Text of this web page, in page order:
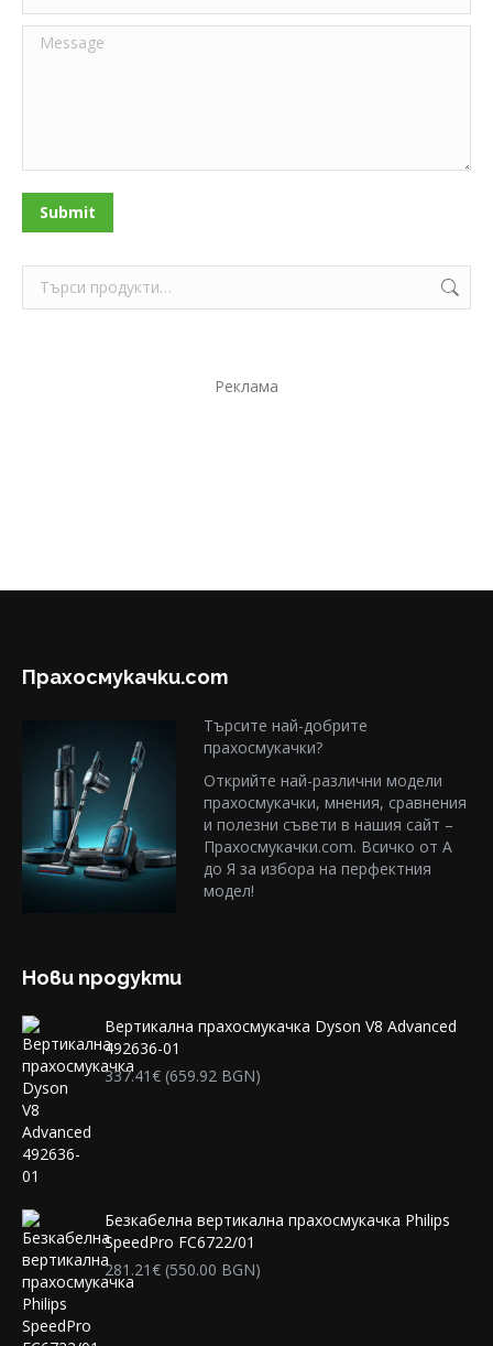
Message
Submit
Реклама
Прахосмукачки.com
Търсите най-добрите
прахосмукачки?
Открийте най-различни модели
прахосмукачки, мнения, сравнения
и полезни съвети в нашия сайт –
Прахосмукачки.com. Всичко от А
до Я за избора на перфектния
модел!
Нови продукти
Вертикална прахосмукачка Dyson V8 Advanced
492636-01
337.41€ (659.92 BGN)
Безкабелна вертикална прахосмукачка Philips
SpeedPro FC6722/01
281.21€ (550.00 BGN)